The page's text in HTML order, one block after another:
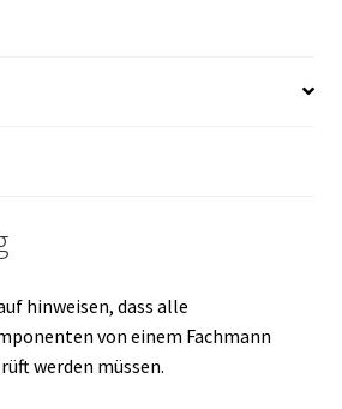
hinweisen, dass alle
von einem Fachmann
werden müssen.